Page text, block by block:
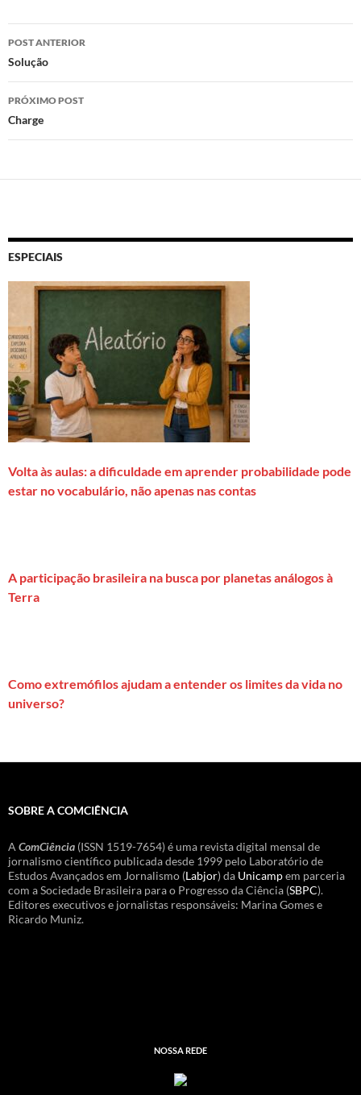
o
n
o
o
A
Navegação
de
posts
POST ANTERIOR
Solução
PRÓXIMO POST
Charge
ESPECIAIS
Volta às aulas: a dificuldade em aprender probabilidade pode
estar no vocabulário, não apenas nas contas
A participação brasileira na busca por planetas análogos à
Terra
Como extremófilos ajudam a entender os limites da vida no
universo?
SOBRE A COMCIÊNCIA
A ComCiência (ISSN 1519-7654) é uma revista digital mensal de
jornalismo científico publicada desde 1999 pelo Laboratório de
Estudos Avançados em Jornalismo (Labjor) da Unicampem parceria
com a Sociedade Brasileira para o Progresso da Ciência (SBPC).
Editores executivos e jornalistas responsáveis: Marina Gomes e
Ricardo Muniz.
NOSSA REDE